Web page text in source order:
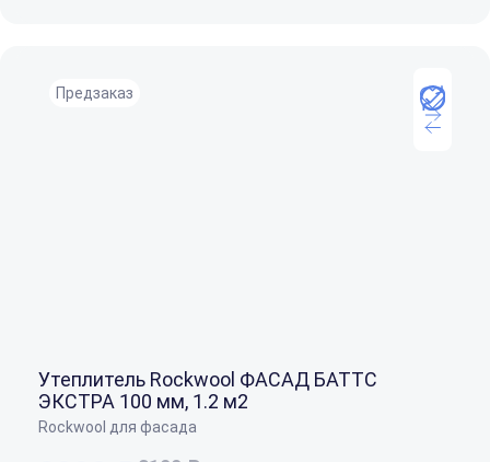
Предзаказ
Утеплитель Rockwool ФАСАД БАТТС
ЭКСТРА 100 мм, 1.2 м2
Rockwool для фасада